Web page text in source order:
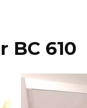
BC 610